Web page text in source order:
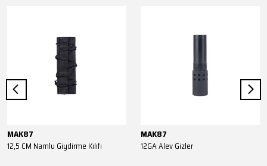
MAK87
12,5 CM Namlu Giydirme Kılıfı
MAK87
12GA Alev Gizler